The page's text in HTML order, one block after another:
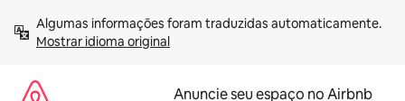
para
Mostrar idioma original
Anuncie seu espaço no Airbnb